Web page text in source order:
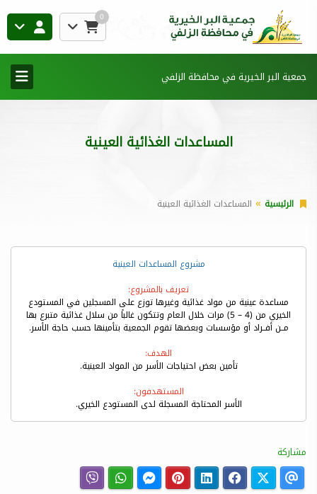
0
جمعية البر الخيرية في محافظة الزلفي
المساعدات الغذائية العينية
الرئيسية المساعدات الغذائية العينية
مشروع المساعدات العينية
تعريف بالمشروع:
مساعدة عينية من مواد غذائية وغيرها توزع على المسجلين في المستودع
الخيري من (4 – 5) مرات خلال العام وتتكون غالباً من سلال غذائية متبرع بها
مــن أفــراد أو مؤسسات وبعضها تقوم الجمعية بتأمينها حسب حاجة الأسر.
الهدف:
تأمين بعض احتياجات الأسر من المواد العينية.
المستهدفون:
الأسر المحتاجة المسجلة لدى المستودع الخيري.
مشاركة